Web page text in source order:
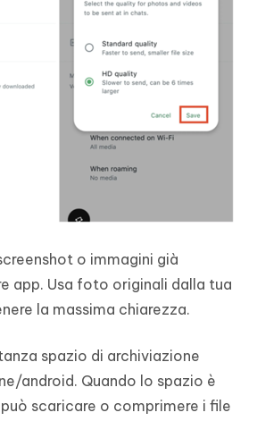
o immagini già
app. Usa foto originali dalla tua
la massima chiarezza.
spazio di archiviazione
android. Quando lo spazio è
scaricare o comprimere i file